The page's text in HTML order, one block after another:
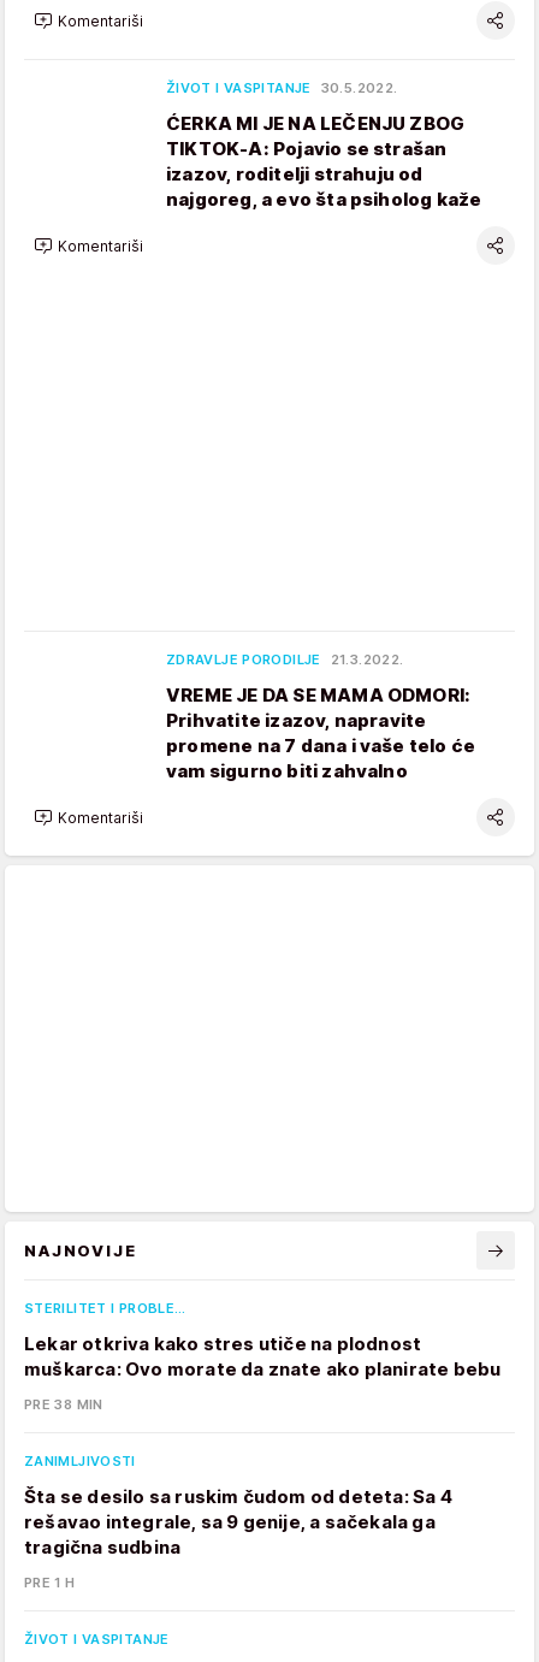
Komentariši
ŽIVOT I VASPITANJE 30.5.2022.
ĆERKA MI JE NA LEČENJU ZBOG
TIKTOK-A: Pojavio se strašan
izazov, roditelji strahuju od
najgoreg, a evo šta psiholog kaže
Komentariši
ZDRAVLJE PORODILJE 21.3.2022.
VREME JE DA SE MAMA ODMORI:
Prihvatite izazov, napravite
promene na 7 dana i vaše telo će
vam sigurno biti zahvalno
Komentariši
NAJNOVIJE
STERILITET I PROBLE…
Lekar otkriva kako stres utiče na plodnost
muškarca: Ovo morate da znate ako planirate bebu
PRE 38 MIN
ZANIMLJIVOSTI
Šta se desilo sa ruskim čudom od deteta: Sa 4
rešavao integrale, sa 9 genije, a sačekala ga
tragična sudbina
PRE 1 H
ŽIVOT I VASPITANJE